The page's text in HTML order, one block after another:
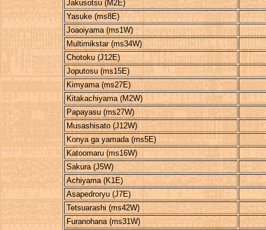
Jakusotsu (M2E)
Yasuke (ms8E)
Joaoiyama (ms1W)
Multimikstar (ms34W)
Chotoku (J12E)
Joputosu (ms15E)
Kimyama (ms27E)
Kitakachiyama (M2W)
Papayasu (ms27W)
Musashisato (J12W)
Konya ga yamada (ms5E)
Katoomaru (ms16W)
Sakura (J5W)
Achiyama (K1E)
Asapedroryu (J7E)
Tetsuarashi (ms42W)
Furanohana (ms31W)